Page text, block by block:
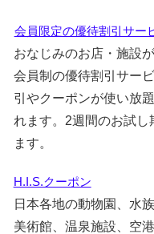
会員限定の優待割引サー
おなじみのお店・施設
会員制の優待割引サー
引やクーポンが使い放
れます。2週間のお試
ます。
H.I.S.クーポン
日本各地の動物園、水
美術館、温泉施設、空